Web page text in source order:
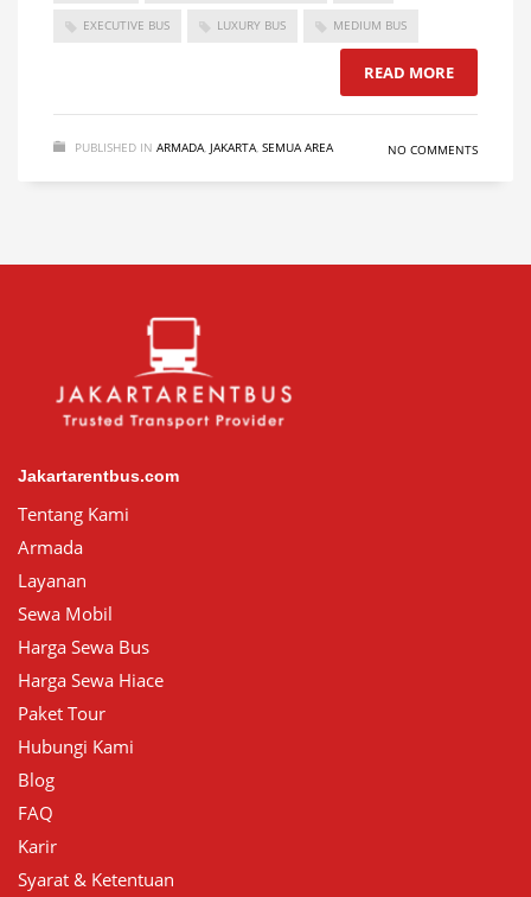
EXECUTIVE BUS LUXURY BUS MEDIUM BUS
READ MORE
PUBLISHED IN ARMADA JAKARTA SEMUA AREA NO COMMENTS
Jakartarentbus.com
Tentang Kami
Armada
Layanan
Sewa Mobil
Harga Sewa Bus
Harga Sewa Hiace
Paket Tour
Hubungi Kami
Blog
FAQ
Karir
Syarat & Ketentuan